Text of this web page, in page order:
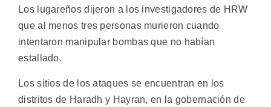
Los lugareños dijeron a los investigadores de HRW
que al menos tres personas murieron cuando
intentaron manipular bombas que no habían
estallado.
Los sitios de los ataques se encuentran en los
distritos de Haradh y Hayran, en la gobernación de